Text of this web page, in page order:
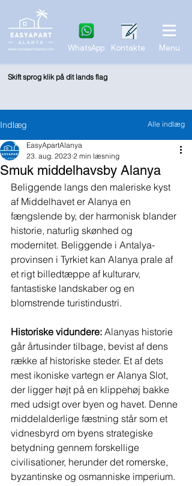
WhatsApp Kontakte Menu
Skift sprog klik på dit lands flag
Indlæg
Smuk middelhavsby Alanya
EasyApartAlanya
23. aug. 2023 2 min læsning
Beliggende langs den maleriske kyst
af Middelhavet er Alanya en
fængslende by, der harmonisk blander
historie, naturlig skønhed og
modernitet. Beliggende i Antalya-
provinsen i Tyrkiet kan Alanya prale af
et rigt billedtæppe af kulturarv,
fantastiske landskaber og en
blomstrende turistindustri.
Historiske vidundere: Alanyas historie
går årtusinder tilbage, bevist af dens
række af historiske steder. Et af dets
mest ikoniske vartegn er Alanya Slot,
der ligger højt på en klippehøj bakke
med udsigt over byen og havet. Denne
middelalderlige fæstning står som et
vidnesbyrd om byens strategiske
betydning gennem forskellige
civilisationer, herunder det romerske,
byzantinske og osmanniske imperium.
Alle indlæg